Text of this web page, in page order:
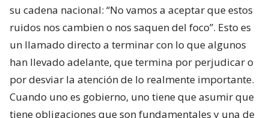
su cadena nacional: “No vamos a aceptar que estos
ruidos nos cambien o nos saquen del foco”. Esto es
un llamado directo a terminar con lo que algunos
han llevado adelante, que termina por perjudicar o
por desviar la atención de lo realmente importante.
Cuando uno es gobierno, uno tiene que asumir que
tiene obligaciones que son fundamentales y una de